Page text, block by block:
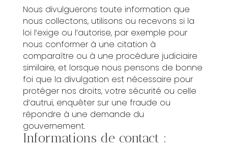
Nous divulguerons toute information que
nous collectons, utilisons ou recevons si la
loi l’exige ou l’autorise, par exemple pour
nous conformer à une citation à
comparaître ou à une procédure judiciaire
similaire, et lorsque nous pensons de bonne
foi que la divulgation est nécessaire pour
protéger nos droits, votre sécurité ou celle
d’autrui, enquêter sur une fraude ou
répondre à une demande du
gouvernement.
Informations de contact :